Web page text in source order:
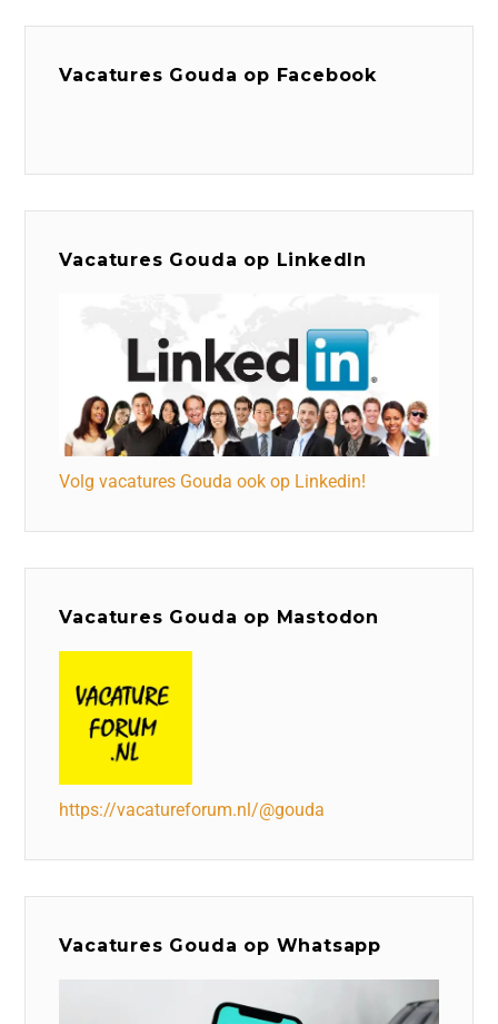
Vacatures Gouda op Facebook
Vacatures Gouda op LinkedIn
Volg vacatures Gouda ook op Linkedin!
Vacatures Gouda op Mastodon
https://vacatureforum.nl/@gouda
Vacatures Gouda op Whatsapp